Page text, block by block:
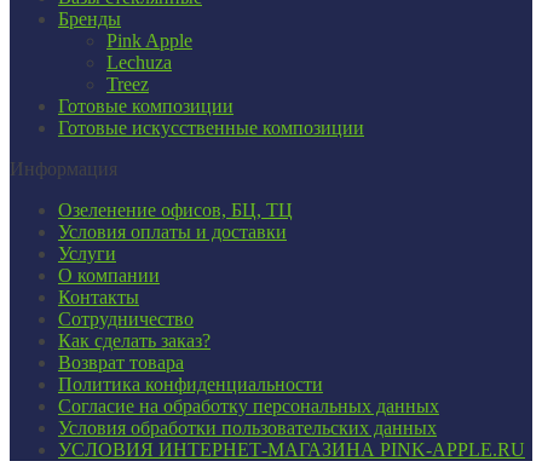
Бренды
Pink Apple
Lechuza
Treez
Готовые композиции
Готовые искусственные композиции
Информация
Озеленение офисов, БЦ, ТЦ
Условия оплаты и доставки
Услуги
О компании
Контакты
Сотрудничество
Как сделать заказ?
Возврат товара
Политика конфиденциальности
Согласие ​на обработку персональных данных
Условия обработки пользовательских данных
УСЛОВИЯ ИНТЕРНЕТ-МАГАЗИНА PINK-APPLE.RU